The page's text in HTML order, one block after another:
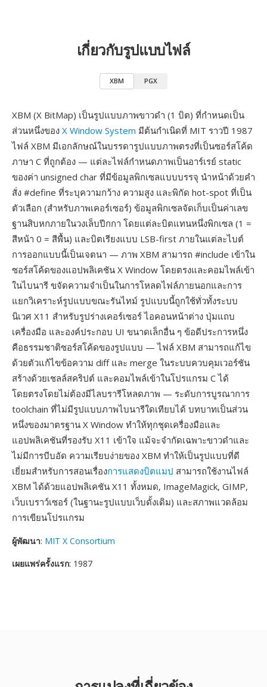
เกี่ยวกับรูปแบบไฟล์
XBM PGX
XBM (X BitMap) เป็นรูปแบบภาพขาวดำ (1 บิต) ที่กำหนดเป็น
ส่วนหนึ่งของ X Window System มีต้นกำเนิดที่ MIT ราวปี 1987
ไฟล์ XBM มีเอกลักษณ์ในบรรดารูปแบบภาพตรงที่เป็นซอร์สโค้ด
ภาษา C ที่ถูกต้อง — แต่ละไฟล์กำหนดภาพเป็นอาร์เรย์ static
ของค่า unsigned char ที่มีข้อมูลพิกเซลแบบบรรจุ นำหน้าด้วยคำ
สั่ง #define ที่ระบุความกว้าง ความสูง และพิกัด hot-spot ที่เป็น
ตัวเลือก (สำหรับภาพเคอร์เซอร์) ข้อมูลพิกเซลจัดเก็บเป็นค่าเลข
ฐานสิบหกภายในวงเล็บปีกกา โดยแต่ละบิตแทนหนึ่งพิกเซล (1 =
สีหน้า 0 = สีพื้น) และบิตเรียงแบบ LSB-first ภายในแต่ละไบต์
การออกแบบนี้เป็นเจตนา — ภาพ XBM สามารถ #include เข้าใน
ซอร์สโค้ดของแอปพลิเคชัน X Window โดยตรงและคอมไพล์เข้า
ในไบนารี ขจัดความจำเป็นในการโหลดไฟล์ภายนอกและการ
แยกวิเคราะห์รูปแบบขณะรันไทม์ รูปแบบนี้ถูกใช้ทั่วทั้งระบบ
นิเวศ X11 สำหรับรูปร่างเคอร์เซอร์ ไอคอนหน้าต่าง ปุ่มแถบ
เครื่องมือ และองค์ประกอบ UI ขนาดเล็กอื่น ๆ ข้อดีประการหนึ่ง
คือธรรมชาติซอร์สโค้ดของรูปแบบ — ไฟล์ XBM สามารถแก้ไข
ด้วยตัวแก้ไขข้อความ diff และ merge ในระบบควบคุมเวอร์ชัน
สร้างด้วยเชลล์สคริปต์ และคอมไพล์เข้าในโปรแกรม C ได้
โดยตรงโดยไม่ต้องมีไลบรารีโหลดภาพ — ระดับการบูรณาการ
toolchain ที่ไม่มีรูปแบบภาพไบนารีใดเทียบได้ บทบาทเป็นส่วน
หนึ่งของมาตรฐาน X Window ทำให้ทุกชุดเครื่องมือและ
แอปพลิเคชันที่รองรับ X11 เข้าใจ แม้จะจำกัดเฉพาะขาวดำและ
ไม่มีการบีบอัด ความเรียบง่ายของ XBM ทำให้เป็นรูปแบบที่ดี
เยี่ยมสำหรับการสอนเรื่องการแสดงบิตแมป สามารถใช้งานไฟล์
XBM ได้ด้วยแอปพลิเคชัน X11 ทั้งหมด, ImageMagick, GIMP,
เว็บเบราว์เซอร์ (ในฐานะรูปแบบเว็บดั้งเดิม) และสภาพแวดล้อม
การเขียนโปรแกรม
ผู้พัฒนา: MIT X Consortium
เผยแพร่ครั้งแรก: 1987